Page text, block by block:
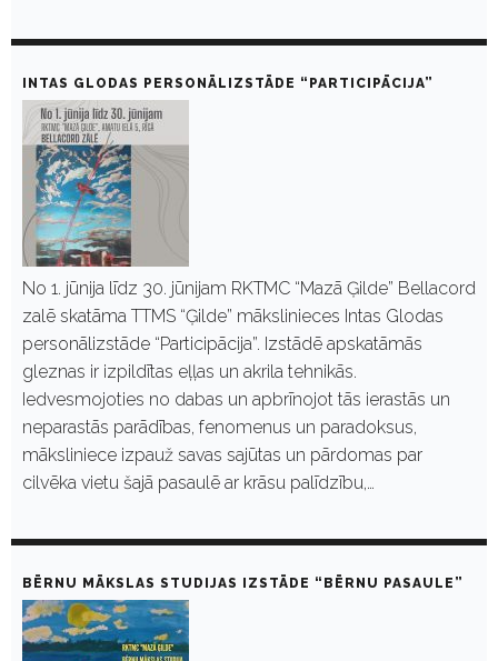
INTAS GLODAS PERSONĀLIZSTĀDE “PARTICIPĀCIJA”
No 1. jūnija līdz 30. jūnijam RKTMC “Mazā Ģilde” Bellacord
zalē skatāma TTMS “Ģilde” mākslinieces Intas Glodas
personālizstāde “Participācija”. Izstādē apskatāmās
gleznas ir izpildītas eļļas un akrila tehnikās.
Iedvesmojoties no dabas un apbrīnojot tās ierastās un
neparastās parādības, fenomenus un paradoksus,
māksliniece izpauž savas sajūtas un pārdomas par
cilvēka vietu šajā pasaulē ar krāsu palīdzību,…
BĒRNU MĀKSLAS STUDIJAS IZSTĀDE “BĒRNU PASAULE”